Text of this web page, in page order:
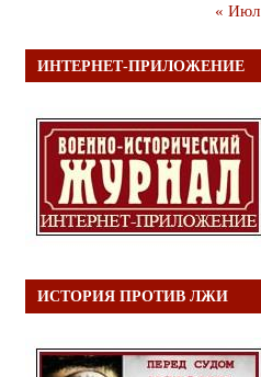
« Июл
ИНТЕРНЕТ-ПРИЛОЖЕНИЕ
ИСТОРИЯ ПРОТИВ ЛЖИ